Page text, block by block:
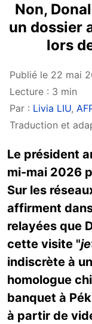
Non,
un dossier
lors
Publié le 22 mai
Lecture : 3 min
Par : Livia LIU,
Traduction et
Le président
mi-mai 2026
Sur les
affirment
relayées que
cette visite "
indiscrète à
homologue
banquet à
à partir de